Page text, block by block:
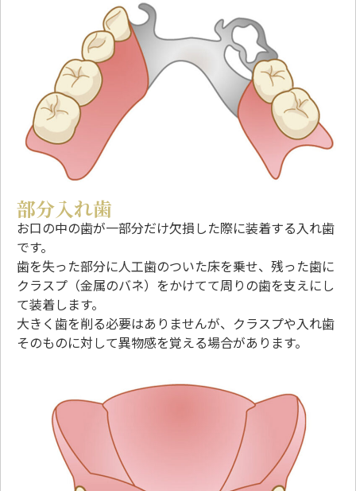
部分入れ歯
お口の中の歯が一部分だけ欠損した際に装着する入れ歯
です。
歯を失った部分に人工歯のついた床を乗せ、残った歯に
クラスプ（金属のバネ）をかけてて周りの歯を支えにし
て装着します。
大きく歯を削る必要はありませんが、クラスプや入れ歯
そのものに対して異物感を覚える場合があります。